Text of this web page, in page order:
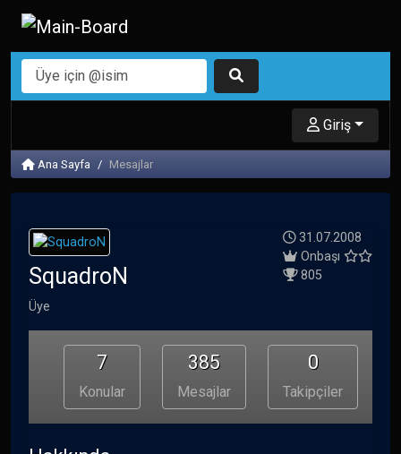
Giriş
Ana Sayfa Mesajlar
SquadroN
Üye
31.07.2008
Onbaşı
805
7
Konular
385
Mesajlar
0
Takipçiler